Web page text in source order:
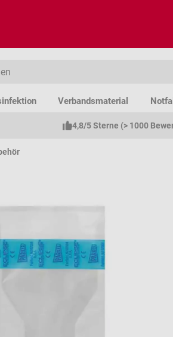
Verbandsmaterial
4,8/5 Sterne (> 1000